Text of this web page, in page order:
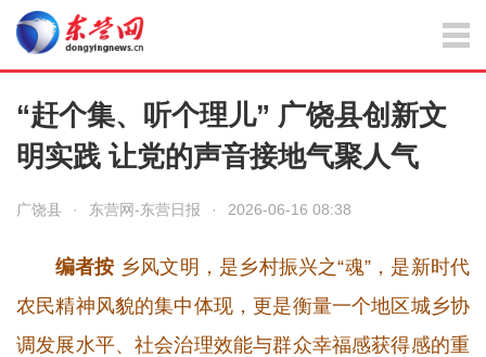
“赶个集、听个理儿” 广饶县创新文
明实践 让党的声音接地气聚人气
广饶县 · 东营网-东营日报 · 2026-06-16 08:38
编者按 乡风文明，是乡村振兴之“魂”，是新时代
农民精神风貌的集中体现，更是衡量一个地区城乡协
调发展水平、社会治理效能与群众幸福感获得感的重